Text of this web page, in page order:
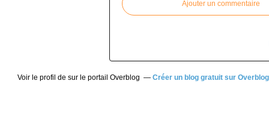
Ajouter un commentaire
Voir le profil de sur le portail Overblog Créer un blog gratuit sur Overblog